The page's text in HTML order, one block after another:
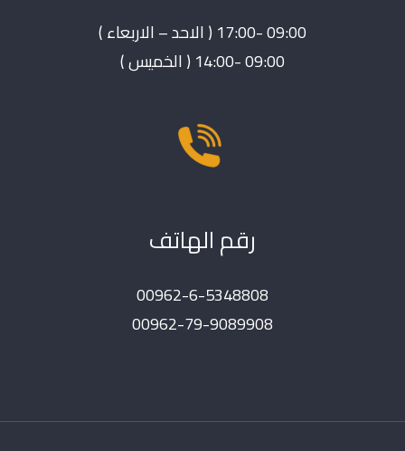
09:00 -17:00 ( الاحد – الاربعاء )
09:00 -14:00 ( الخميس )
رقم الهاتف
00962-6-5348808
00962-79-9089908